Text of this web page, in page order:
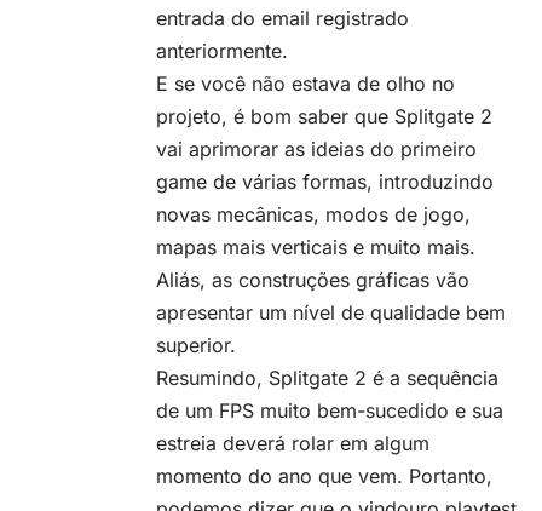
entrada do email registrado
anteriormente.
E se você não estava de olho no
projeto, é bom saber que Splitgate 2
vai aprimorar as ideias do primeiro
game de várias formas, introduzindo
novas mecânicas, modos de jogo,
mapas mais verticais e muito mais.
Aliás, as construções gráficas vão
apresentar um nível de qualidade bem
superior.
Resumindo, Splitgate 2 é a sequência
de um FPS muito bem-sucedido e sua
estreia deverá rolar em algum
momento do ano que vem. Portanto,